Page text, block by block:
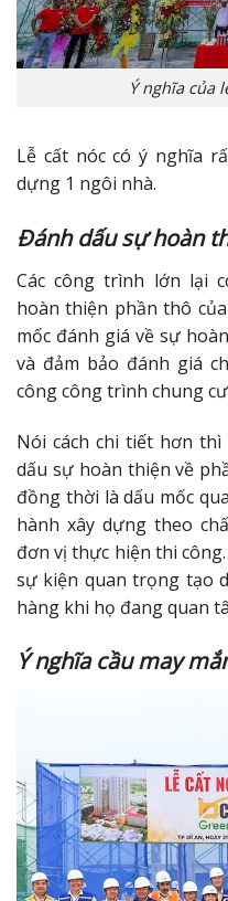
Ý nghĩa của
Lễ cất nóc có ý nghĩa
dựng 1 ngôi nhà.
Đánh dấu sự hoàn
Các công trình lớn lại
hoàn thiện phần thô
mốc đánh giá về sự
và đảm bảo đánh giá
công công trình chung
Nói cách chi tiết hơn
dấu sự hoàn thiện về
đồng thời là dấu mốc
hành xây dựng theo
đơn vị thực hiện thi
sự kiện quan trọng tạo
hàng khi họ đang quan
Ý nghĩa cầu may